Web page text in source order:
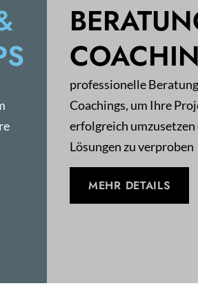
professionelle
Coachings, um Ihre
erfolgreich umzusetzen
Lösungen zu verproben
MEHR DETAILS